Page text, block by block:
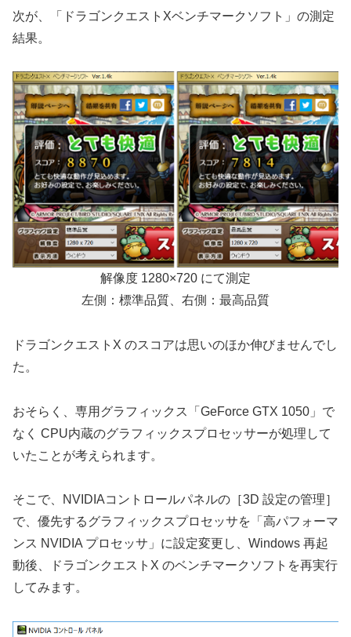
次が、「ドラゴンクエストXベンチマークソフト」の測定
結果。
解像度 1280×720 にて測定
左側：標準品質、右側：最高品質
ドラゴンクエストX のスコアは思いのほか伸びませんでし
た。
おそらく、専用グラフィックス「GeForce GTX 1050」で
なく CPU内蔵のグラフィックスプロセッサーが処理して
いたことが考えられます。
そこで、NVIDIAコントロールパネルの［3D 設定の管理］
で、優先するグラフィックスプロセッサを「高パフォーマ
ンス NVIDIA プロセッサ」に設定変更し、Windows 再起
動後、ドラゴンクエストX のベンチマークソフトを再実行
してみます。